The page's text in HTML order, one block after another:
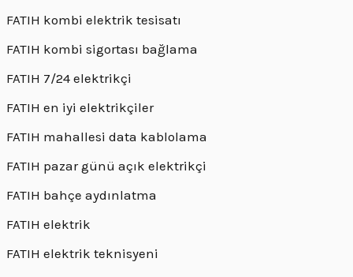
FATIH kombi elektrik tesisatı
FATIH kombi sigortası bağlama
FATIH 7/24 elektrikçi
FATIH en iyi elektrikçiler
FATIH mahallesi data kablolama
FATIH pazar günü açık elektrikçi
FATIH bahçe aydınlatma
FATIH elektrik
FATIH elektrik teknisyeni